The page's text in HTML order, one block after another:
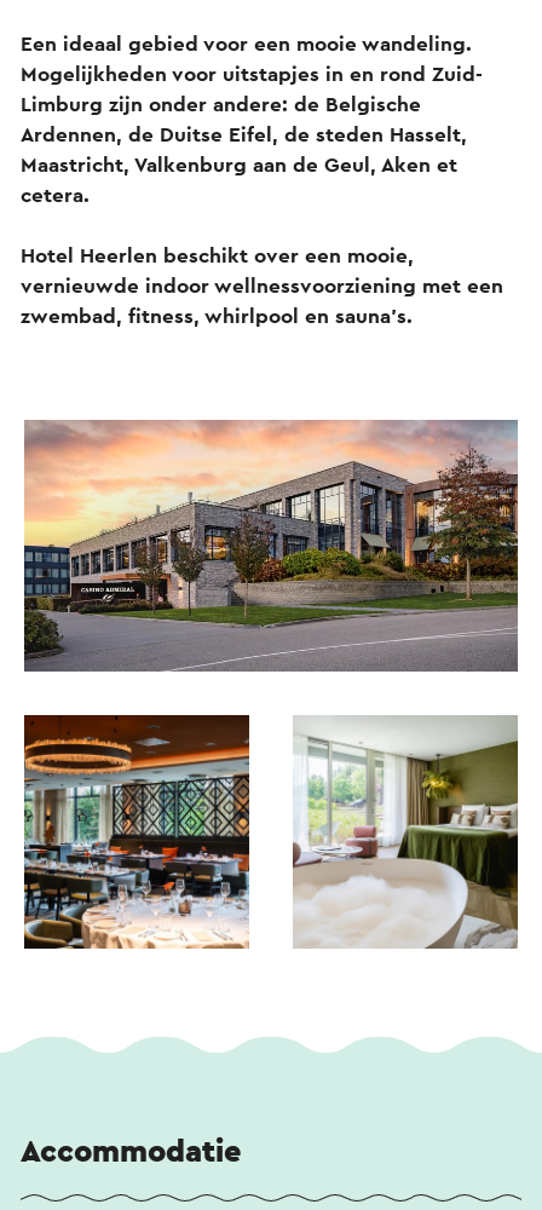
Een ideaal gebied voor een mooie wandeling.
Mogelijkheden voor uitstapjes in en rond Zuid-
Limburg zijn onder andere: de Belgische
Ardennen, de Duitse Eifel, de steden Hasselt,
Maastricht, Valkenburg aan de Geul, Aken et
cetera.
Hotel Heerlen beschikt over een mooie,
vernieuwde indoor wellnessvoorziening met een
zwembad, fitness, whirlpool en sauna’s.
Accommodatie